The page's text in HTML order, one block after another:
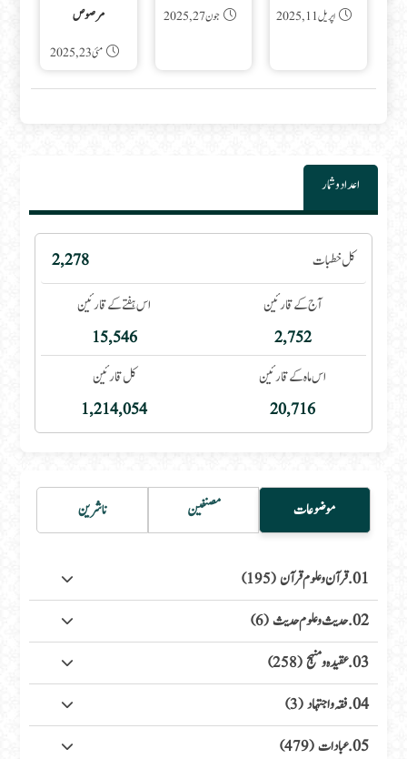
اپریل 11, 2025 جون 27, 2025 مرصوص
مئی 23, 2025
اعداد و شمار
کل خطبات
2,278
آج کے قارئین
2,752
اس ہفتے کے قارئین
15,546
اس ماہ کے قارئین
20,716
کل قارئین
1,214,054
موضوعات مصنفین ناشرین
01. قرآن وعلوم قرآن (195)
02. حدیث وعلوم حدیث (6)
03. عقیدہ ومنہج (258)
04. فقہ واجتہاد (3)
05. عبادات (479)